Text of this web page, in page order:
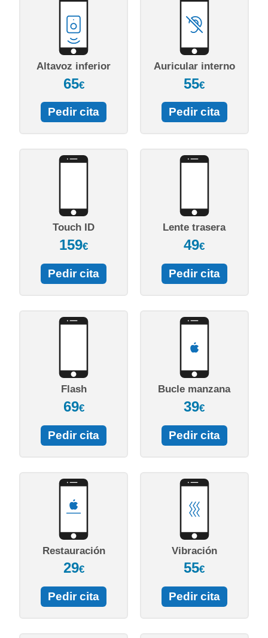
Altavoz inferior
65€
Pedir cita
Auricular interno
55€
Pedir cita
Touch ID
159€
Pedir cita
Lente trasera
49€
Pedir cita
Flash
69€
Pedir cita
Bucle manzana
39€
Pedir cita
Restauración
29€
Pedir cita
Vibración
55€
Pedir cita